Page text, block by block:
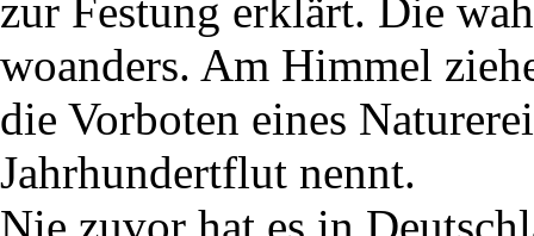
zur Festung erklärt. Die
woanders. Am Himmel
die Vorboten eines
Jahrhundertflut nennt.